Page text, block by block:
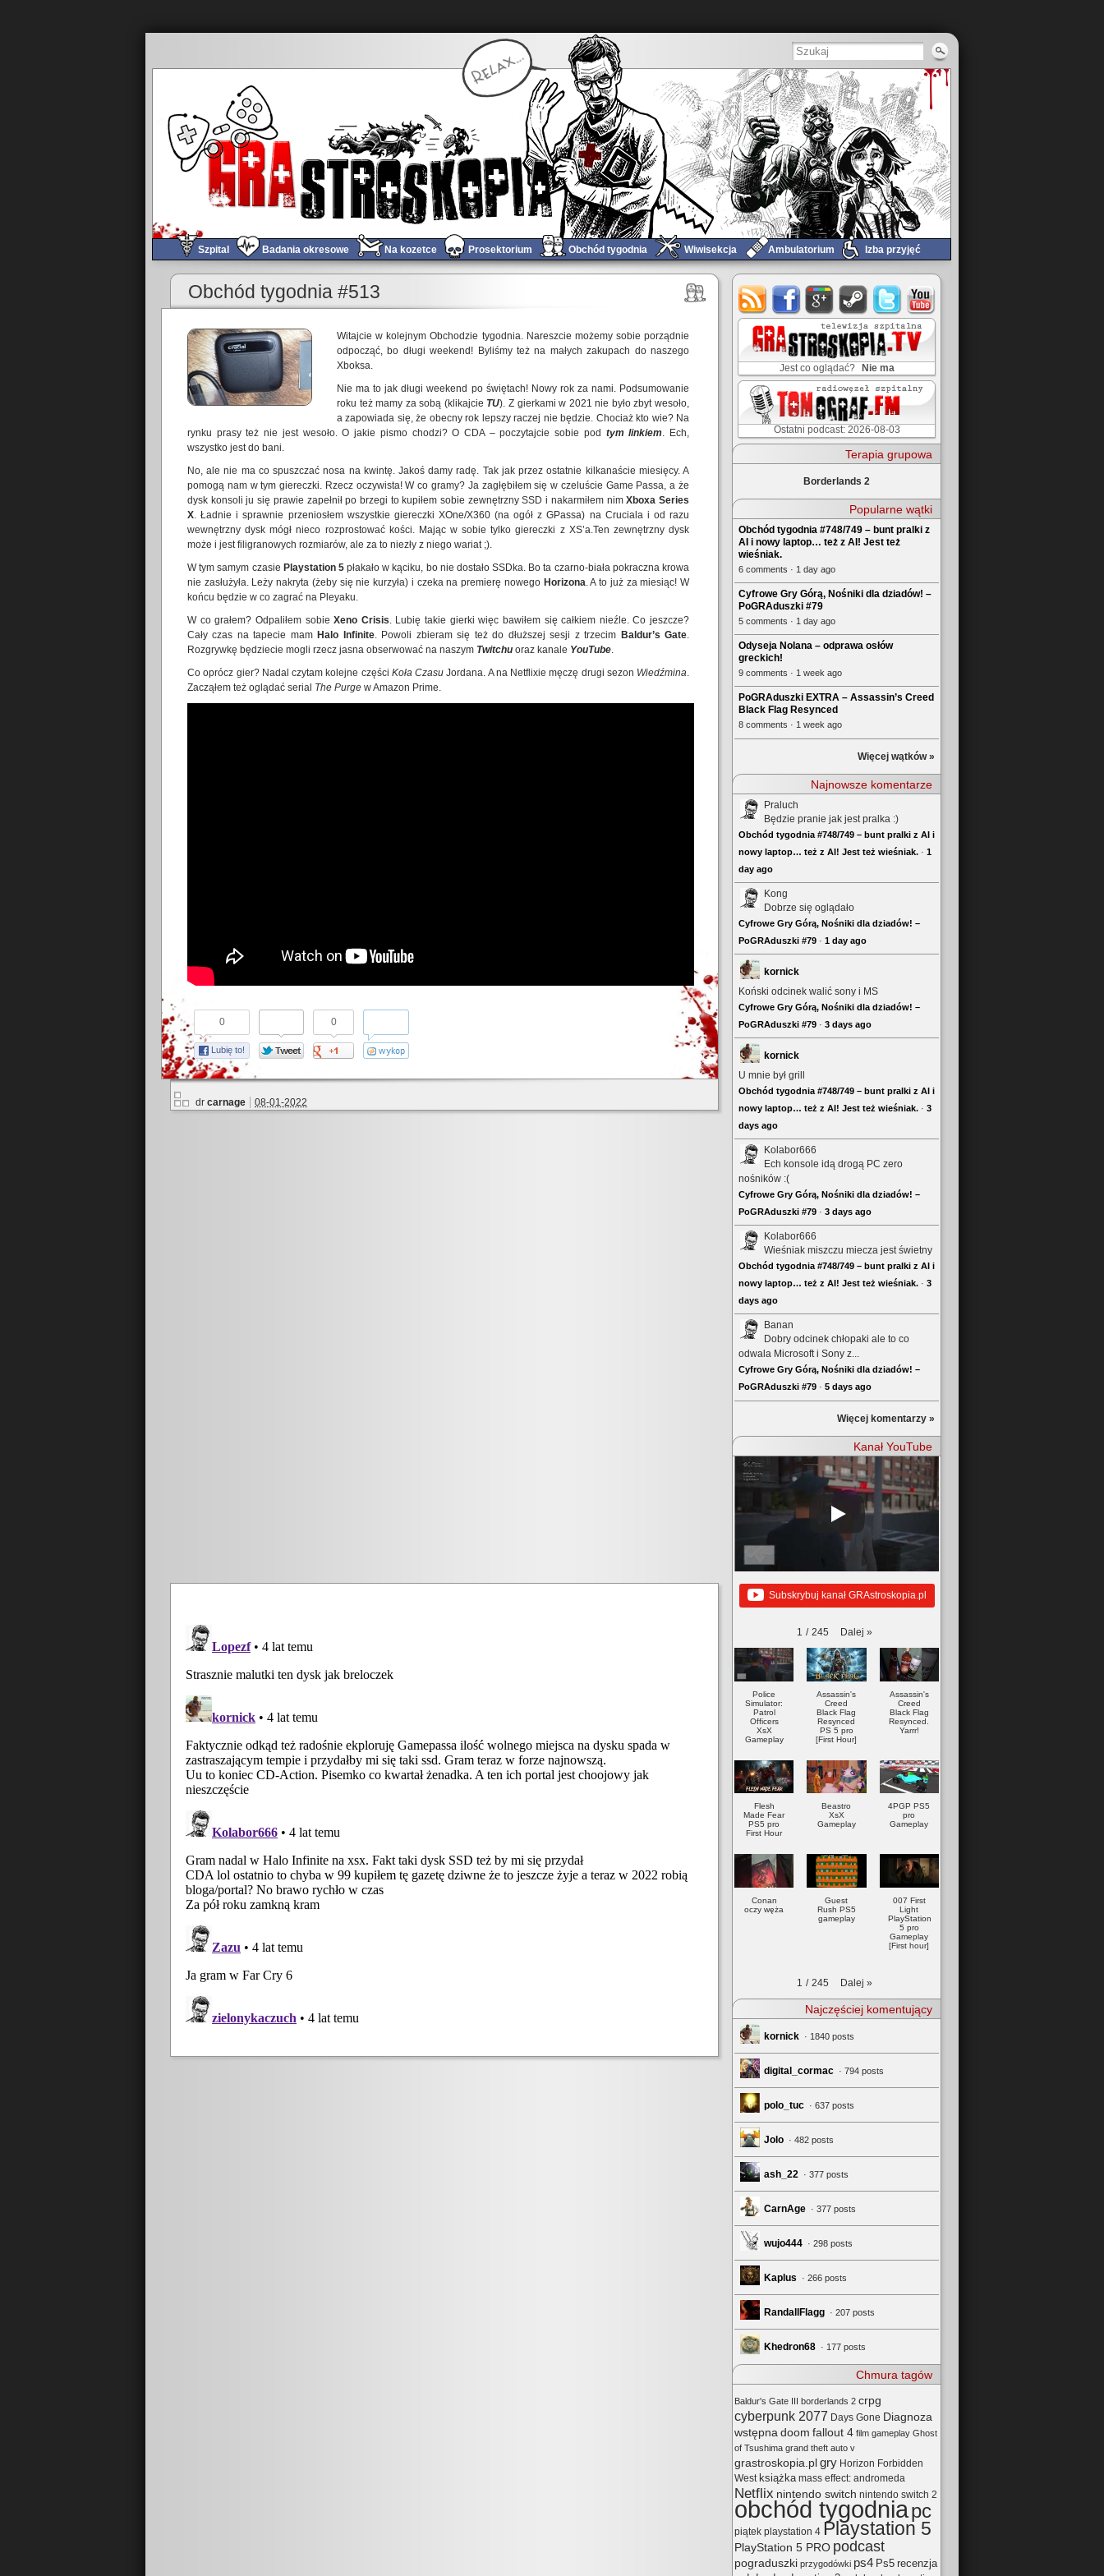
Szpital Badania okresowe Na kozetce Prosektorium Obchód tygodnia Wiwisekcja Ambulatorium Izba przyjęć
Obchód tygodnia #512 Nowy Rok! Świąteczno-noworoczne rozkminy – PoGRAduszki #24»
Obchód tygodnia #513
Witajcie w kolejnym Obchodzie tygodnia. Nareszcie możemy sobie porządnie
odpocząć, bo długi weekend! Byliśmy też na małych zakupach do naszego
Xboksa.
Nie ma to jak długi weekend po świętach! Nowy rok za nami. Podsumowanie
roku też mamy za sobą (klikajcie TU). Z gierkami w 2021 nie było zbyt wesoło,
a zapowiada się, że obecny rok lepszy raczej nie będzie. Chociaż kto wie? Na
rynku prasy też nie jest wesoło. O jakie pismo chodzi? O CDA – poczytajcie sobie pod tym linkiem. Ech,
wszystko jest do bani.
No, ale nie ma co spuszczać nosa na kwintę. Jakoś damy radę. Tak jak przez ostatnie kilkanaście miesięcy. A
pomogą nam w tym giereczki. Rzecz oczywista! W co gramy? Ja zagłębiłem się w czeluście Game Passa, a że
dysk konsoli ju się prawie zapełnił po brzegi to kupiłem sobie zewnętrzny SSD i nakarmiłem nimXboxa Series
X. Ładnie i sprawnie przeniosłem wszystkie giereczki XOne/X360 (na ogół z GPassa) na Cruciala i od razu
wewnętrzny dysk mógł nieco rozprostować kości. Mając w sobie tylko giereczki z XS’a.Ten zewnętrzny dysk
może i jest filigranowych rozmiarów, ale za to niezły z niego wariat ;).
W tym samym czasie Playstation 5płakało w kąciku, bo nie dostało SSDka. Bo ta czarno-biała pokraczna krowa
nie zasłużyła. Leży nakryta (żeby się nie kurzyła) i czeka na premierę nowego Horizona. A to już za miesiąc! W
końcu będzie w co zagrać na Pleyaku.
W co grałem? Odpaliłem sobieXeno Crisis. Lubię takie gierki więc bawiłem się całkiem nieźle. Co jeszcze?
Cały czas na tapecie mam Halo Infinite. Powoli zbieram się też do dłuższej sesji z trzecim Baldur’s Gate.
Rozgrywkę będziecie mogli rzecz jasna obserwować na naszym Twitchu oraz kanale YouTube.
Co oprócz gier? Nadal czytam kolejne części Koła Czasu Jordana. A na Netflixie męczę drugi sezon Wiedźmina.
Zacząłem też oglądać serial The Purge w Amazon Prime.
0
Lubię to!
0
dr carnage 08-01-2022
Jest co oglądać? Nie ma
Ostatni podcast: 2026-08-03
Terapia grupowa
Borderlands 2
Popularne wątki
Obchód tygodnia #748/749 – bunt pralki z
AI i nowy laptop… też z AI! Jest też
wieśniak.
6 comments · 1 day ago
Cyfrowe Gry Górą, Nośniki dla dziadów! –
PoGRAduszki #79
5 comments · 1 day ago
Odyseja Nolana – odprawa osłów
greckich!
9 comments · 1 week ago
PoGRAduszki EXTRA – Assassin’s Creed
Black Flag Resynced
8 comments · 1 week ago
Więcej wątków »
Najnowsze komentarze
Praluch
Będzie pranie jak jest pralka :)
Obchód tygodnia #748/749 – bunt pralki z AI i
nowy laptop… też z AI! Jest też wieśniak. · 1
day ago
Kong
Dobrze się oglądało
Cyfrowe Gry Górą, Nośniki dla dziadów! –
PoGRAduszki #79 · 1 day ago
kornick
Koński odcinek walić sony i MS
Cyfrowe Gry Górą, Nośniki dla dziadów! –
PoGRAduszki #79 · 3 days ago
kornick
U mnie był grill
Obchód tygodnia #748/749 – bunt pralki z AI i
nowy laptop… też z AI! Jest też wieśniak. · 3
days ago
Kolabor666
Ech konsole idą drogą PC zero
nośników :(
Cyfrowe Gry Górą, Nośniki dla dziadów! –
PoGRAduszki #79 · 3 days ago
Kolabor666
Wieśniak miszczu miecza jest świetny
Obchód tygodnia #748/749 – bunt pralki z AI i
nowy laptop… też z AI! Jest też wieśniak. · 3
days ago
Banan
Dobry odcinek chłopaki ale to co
odwala Microsoft i Sony z...
Cyfrowe Gry Górą, Nośniki dla dziadów! –
PoGRAduszki #79 · 5 days ago
Więcej komentarzy »
Kanał YouTube
Subskrybuj kanał GRAstroskopia.pl
1 / 245 Dalej »
Police
Simulator:
Patrol
Officers
XsX
Gameplay
Assassin's
Creed
Black Flag
Resynced
PS 5 pro
[First Hour]
Assassin's
Creed
Black Flag
Resynced.
Yarrr!
Flesh
Made Fear
PS5 pro
First Hour
Beastro
XsX
Gameplay
4PGP PS5
pro
Gameplay
Conan
oczy węża
Guest
Rush PS5
gameplay
007 First
Light
PlayStation
5 pro
Gameplay
[First hour]
1 / 245 Dalej »
Najczęściej komentujący
kornick · 1840 posts
digital_cormac · 794 posts
polo_tuc · 637 posts
Jolo · 482 posts
ash_22 · 377 posts
CarnAge · 377 posts
wujo444 · 298 posts
Kaplus · 266 posts
RandallFlagg · 207 posts
Khedron68 · 177 posts
Chmura tagów
Baldur's Gate III borderlands 2 crpg
cyberpunk 2077 Days Gone Diagnoza
wstępnadoom fallout 4 film gameplay Ghost
of Tsushima grand theft auto v
grastroskopia.pl gry Horizon Forbidden
West książka mass effect: andromeda
Netflix nintendo switch nintendo switch 2
obchód tygodniapc
piątek playstation 4 Playstation 5
PlayStation 5 PRO podcast
pograduszki przygodówki ps4 Ps5 recenzja